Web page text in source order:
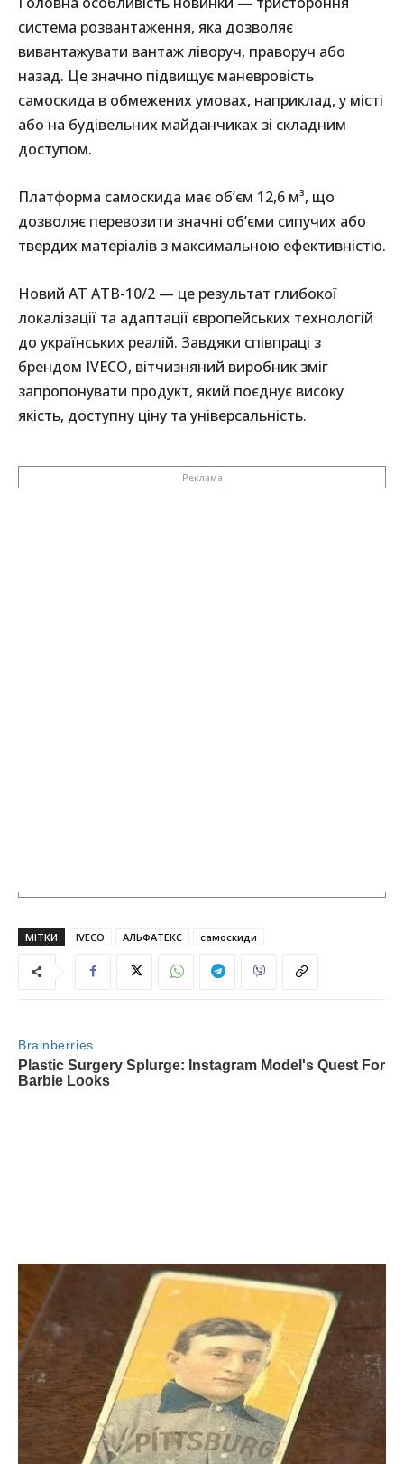
система розвантаження, яка дозволяє
вивантажувати вантаж ліворуч, праворуч або
назад. Це значно підвищує маневровість
самоскида в обмежених умовах, наприклад, у місті
або на будівельних майданчиках зі складним
доступом.
Платформа самоскида має об’єм 12,6 м³, що
дозволяє перевозити значні об’єми сипучих або
твердих матеріалів з максимальною ефективністю.
Новий АТ АТВ-10/2 — це результат глибокої
локалізації та адаптації європейських технологій
до українських реалій. Завдяки співпраці з
брендом IVECO, вітчизняний виробник зміг
запропонувати продукт, який поєднує високу
якість, доступну ціну та універсальність.
МІТКИ IVECO АЛЬФАТЕКС самоскиди